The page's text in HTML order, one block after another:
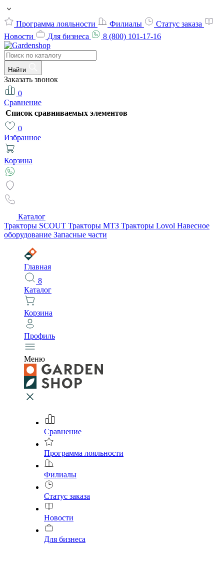
Программа лояльности Филиалы
Статус заказа
Новости
Для бизнеса 8 (800) 101-17-16
Найти
Заказать звонок
0
Сравнение
Список сравниваемых элементов
0
Избранное
Корзина
Каталог
Тракторы SCOUT Тракторы МТЗ Тракторы Lovol Навесное
оборудование Запасные части
Главная
8
Каталог
Корзина
Профиль
Меню
Сравнение
Программа лояльности
Филиалы
Статус заказа
Новости
Для бизнеса